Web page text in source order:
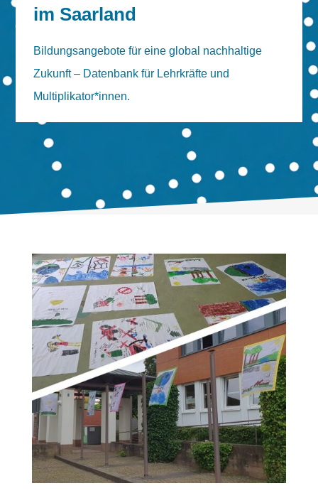
im Saarland
Bildungsangebote für eine global nachhaltige
Zukunft – Datenbank für Lehrkräfte und
Multiplikator*innen.